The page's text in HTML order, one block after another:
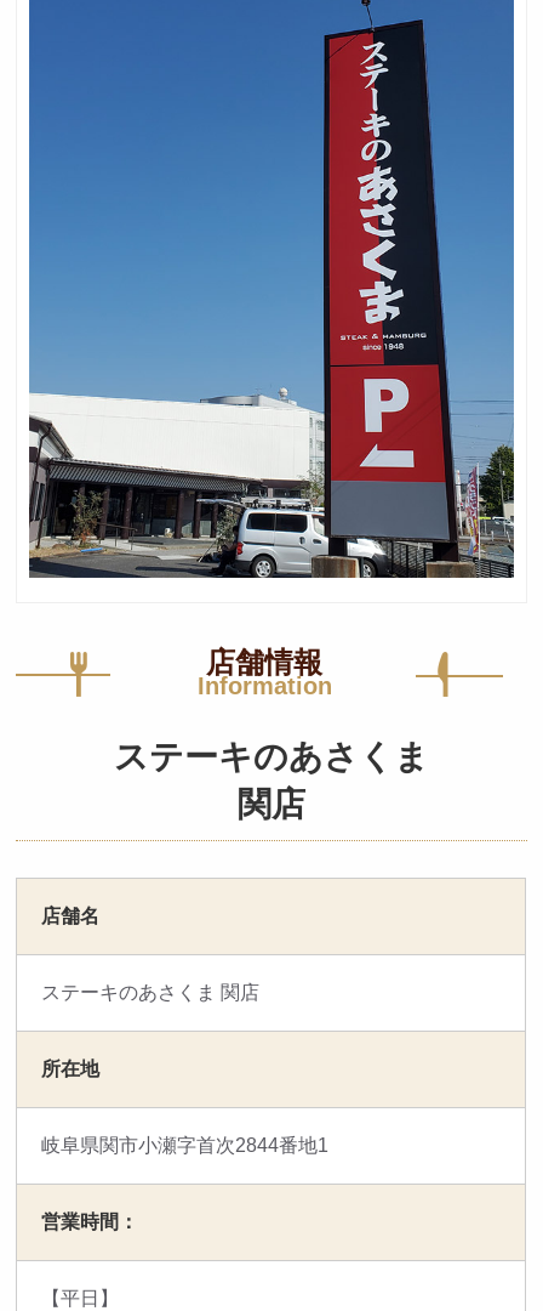
店舗情報
Information
ステーキのあさくま
関店
店舗名
ステーキのあさくま 関店
所在地
岐阜県関市小瀬字首次2844番地1
営業時間：
【平日】